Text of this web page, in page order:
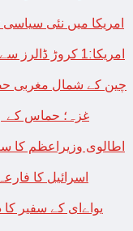
امریکا میں نئی
امریکا:1 کروڑ
چین کے شمال مغربی
اطالوی وزیراعظم کا
یواےای کے سفیر کا